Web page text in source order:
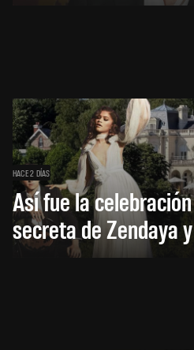
HACE 2 DÍAS
Así fue la
secreta de Zendaya